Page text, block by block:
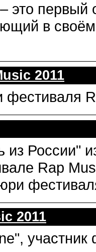
первый
в своём
2011
из России"
Rap
2011